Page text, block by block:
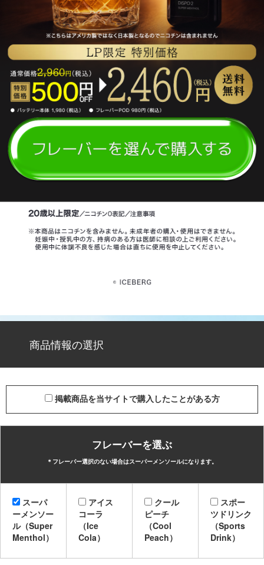
商品情報の選択
掲載商品を当サイトで購入したことがある方
フレーバーを選ぶ
＊フレーバー選択のない場合はスーパーメンソールになります。
スーパ
ーメンソー
ル（Super
Menthol）
アイス
コーラ
（Ice
Cola）
クール
ピーチ
（Cool
Peach）
スポー
ツドリンク
（Sports
Drink）